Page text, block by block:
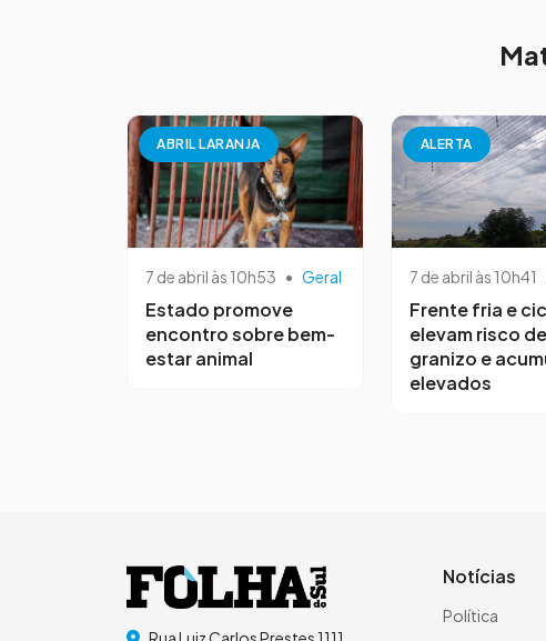
ABRIL LARANJA
7 de abril às 10h53 • Geral
Estado promove
encontro sobre bem-
estar animal
ALERTA
7 de abril às 10h41
Frente fria e
elevam risco de
granizo e
elevados
Notícias
Política